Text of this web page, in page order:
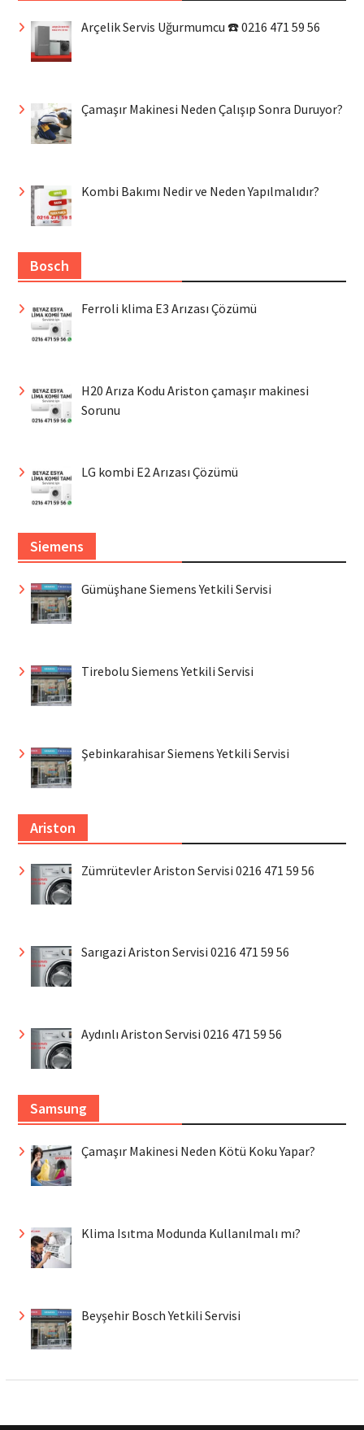
Arçelik Servis Uğurmumcu ☎️ 0216 471 59 56
Çamaşır Makinesi Neden Çalışıp Sonra Duruyor?
Kombi Bakımı Nedir ve Neden Yapılmalıdır?
Bosch
Ferroli klima E3 Arızası Çözümü
H20 Arıza Kodu Ariston çamaşır makinesi
Sorunu
LG kombi E2 Arızası Çözümü
Siemens
Gümüşhane Siemens Yetkili Servisi
Tirebolu Siemens Yetkili Servisi
Şebinkarahisar Siemens Yetkili Servisi
Ariston
Zümrütevler Ariston Servisi 0216 471 59 56
Sarıgazi Ariston Servisi 0216 471 59 56
Aydınlı Ariston Servisi 0216 471 59 56
Samsung
Çamaşır Makinesi Neden Kötü Koku Yapar?
Klima Isıtma Modunda Kullanılmalı mı?
Beyşehir Bosch Yetkili Servisi